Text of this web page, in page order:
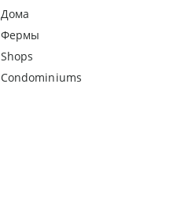
Дома
Фермы
Shops
Condominiums